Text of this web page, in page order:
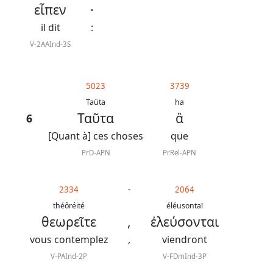
εἶπεν
il dit
V-2AAInd-3S
·
:
6
5023
Taüta
Ταῦτα
[Quant à] ces choses
PrD-APN
3739
ha
ἃ
que
PrRel-APN
2334
théôréité
θεωρεῖτε
vous contemplez
V-PAInd-2P
-
,
,
2064
éléusontaï
ἐλεύσονται
viendront
V-FDmInd-3P